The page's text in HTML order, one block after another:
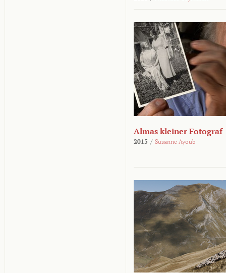
Almas kleiner Fotograf
2015 / Susanne Ayoub